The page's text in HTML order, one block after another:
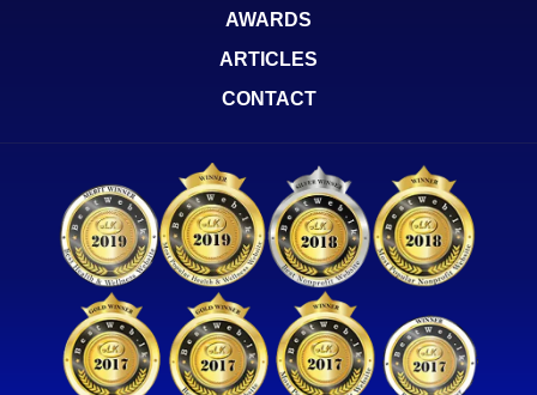
AWARDS
ARTICLES
CONTACT